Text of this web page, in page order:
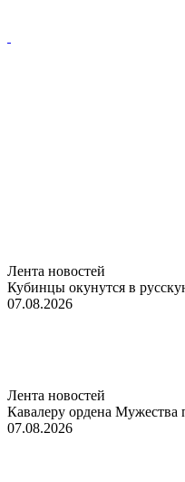
Лента новостей
Кубинцы окунутся в
07.08.2026
Лента новостей
Кавалеру ордена Мужества
07.08.2026